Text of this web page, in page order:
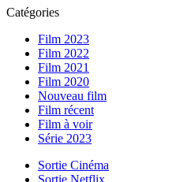
Catégories
Film 2023
Film 2022
Film 2021
Film 2020
Nouveau film
Film récent
Film à voir
Série 2023
Sortie Cinéma
Sortie Netflix